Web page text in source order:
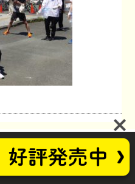
お問い合わせ